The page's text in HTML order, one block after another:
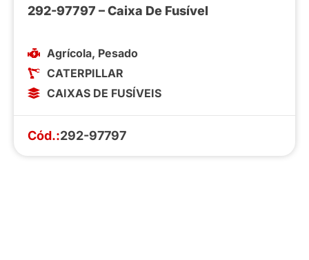
292-97797 – Caixa De Fusível
Agrícola, Pesado
CATERPILLAR
CAIXAS DE FUSÍVEIS
Cód.:292-97797